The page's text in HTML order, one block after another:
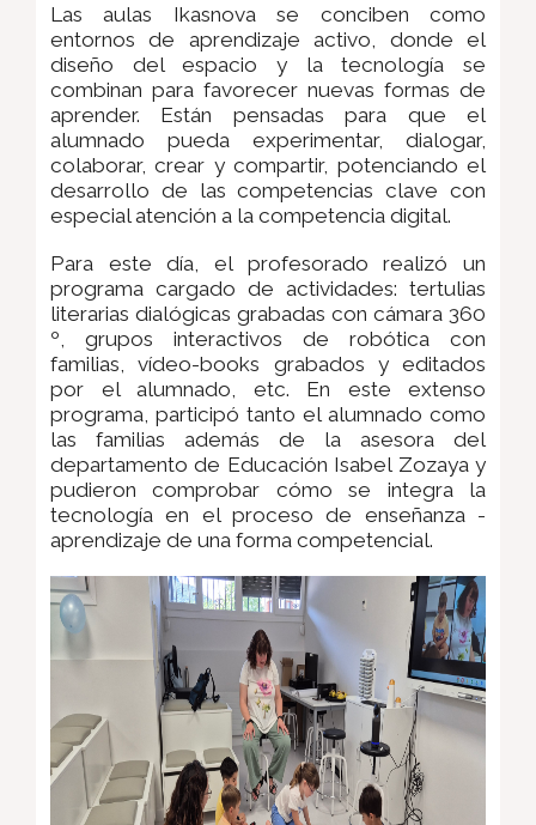
Las aulas Ikasnova se conciben como
entornos de aprendizaje activo, donde el
diseño del espacio y la tecnología se
combinan para favorecer nuevas formas de
aprender. Están pensadas para que el
alumnado pueda experimentar, dialogar,
colaborar, crear y compartir, potenciando el
desarrollo de las competencias clave con
especial atención a la competencia digital.
Para este día, el profesorado realizó un
programa cargado de actividades: tertulias
literarias dialógicas grabadas con cámara 360
º, grupos interactivos de robótica con
familias, vídeo-books grabados y editados
por el alumnado, etc. En este extenso
programa, participó tanto el alumnado como
las familias además de la asesora del
departamento de Educación Isabel Zozaya y
pudieron comprobar cómo se integra la
tecnología en el proceso de enseñanza -
aprendizaje de una forma competencial.